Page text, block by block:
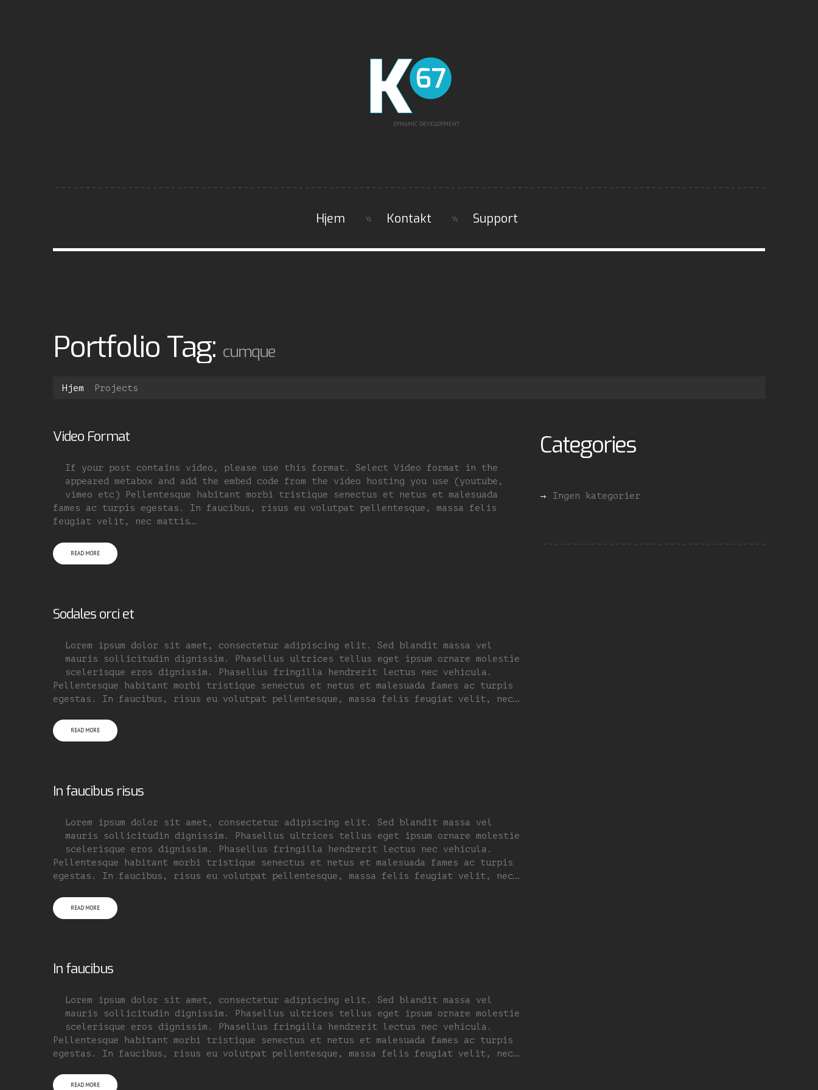
DYNAMIC DEVELOPMENT
Hjem Kontakt Support
Portfolio Tag: cumque
Hjem Projects
Video Format
If your post contains video, please use this format. Select Video format in the
appeared metabox and add the embed code from the video hosting you use (youtube,
vimeo etc) Pellentesque habitant morbi tristique senectus et netus et malesuada
fames ac turpis egestas. In faucibus, risus eu volutpat pellentesque, massa felis
feugiat velit, nec mattis…
READ MORE
Sodales orci et
Lorem ipsum dolor sit amet, consectetur adipiscing elit. Sed blandit massa vel
mauris sollicitudin dignissim. Phasellus ultrices tellus eget ipsum ornare molestie
scelerisque eros dignissim. Phasellus fringilla hendrerit lectus nec vehicula.
Pellentesque habitant morbi tristique senectus et netus et malesuada fames ac turpis
egestas. In faucibus, risus eu volutpat pellentesque, massa felis feugiat velit, nec…
READ MORE
In faucibus risus
Lorem ipsum dolor sit amet, consectetur adipiscing elit. Sed blandit massa vel
mauris sollicitudin dignissim. Phasellus ultrices tellus eget ipsum ornare molestie
scelerisque eros dignissim. Phasellus fringilla hendrerit lectus nec vehicula.
Pellentesque habitant morbi tristique senectus et netus et malesuada fames ac turpis
egestas. In faucibus, risus eu volutpat pellentesque, massa felis feugiat velit, nec…
READ MORE
In faucibus
Lorem ipsum dolor sit amet, consectetur adipiscing elit. Sed blandit massa vel
mauris sollicitudin dignissim. Phasellus ultrices tellus eget ipsum ornare molestie
scelerisque eros dignissim. Phasellus fringilla hendrerit lectus nec vehicula.
Pellentesque habitant morbi tristique senectus et netus et malesuada fames ac turpis
egestas. In faucibus, risus eu volutpat pellentesque, massa felis feugiat velit, nec…
READ MORE
Categories
Ingen kategorier